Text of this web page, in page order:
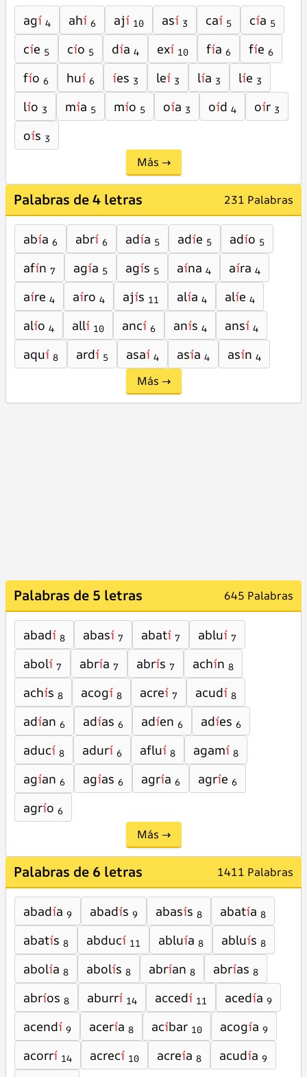
agí 4 ahí 6 ají 10 así 3 caí 5 cía 5
cíe 5 cío 5 día 4 exí 10 fía 6 fíe 6
fío 6 huí 6 íes 3 leí 3 lía 3 líe 3
lío 3 mía 5 mío 5 oía 3 oíd 4 oír 3
oís 3
Más →
Palabras de 4 letras 231 Palabras
abía 6 abrí 6 adía 5 adíe 5 adío 5
afín 7 agía 5 agís 5 aína 4 aíra 4
aíre 4 aíro 4 ajís 11 alía 4 alíe 4
alío 4 allí 10 ancí 6 anís 4 ansí 4
aquí 8 ardí 5 asaí 4 asía 4 asín 4
Más →
Palabras de 5 letras 645 Palabras
abadí 8 abasí 7 abatí 7 abluí 7
abolí 7 abría 7 abrís 7 achín 8
achís 8 acogí 8 acreí 7 acudí 8
adían 6 adías 6 adíen 6 adíes 6
aducí 8 adurí 6 afluí 8 agamí 8
agían 6 agías 6 agría 6 agríe 6
agrío 6
Más →
Palabras de 6 letras 1411 Palabras
abadía 9 abadís 9 abasís 8 abatía 8
abatís 8 abducí 11 abluía 8 abluís 8
abolía 8 abolís 8 abrían 8 abrías 8
abríos 8 aburrí 14 accedí 11 acedía 9
acendí 9 acería 8 acíbar 10 acogía 9
acorrí 14 acrecí 10 acreía 8 acudía 9